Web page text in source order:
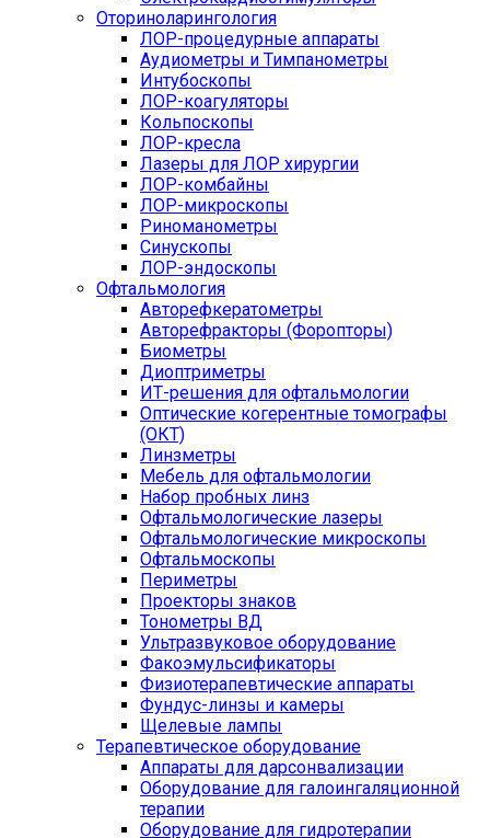
Оториноларингология
ЛОР-процедурные аппараты
Аудиометры и Тимпанометры
Интубоскопы
ЛОР-коагуляторы
Кольпоскопы
ЛОР-кресла
Лазеры для ЛОР хирургии
ЛОР-комбайны
ЛОР-микроскопы
Риноманометры
Синускопы
ЛОР-эндоскопы
Офтальмология
Авторефкератометры
Авторефракторы (Форопторы)
Биометры
Диоптриметры
ИТ-решения для офтальмологии
Оптические когерентные томографы
(ОКТ)
Линзметры
Мебель для офтальмологии
Набор пробных линз
Офтальмологические лазеры
Офтальмологические микроскопы
Офтальмоскопы
Периметры
Проекторы знаков
Тонометры ВД
Ультразвуковое оборудование
Факоэмульсификаторы
Физиотерапевтические аппараты
Фундус-линзы и камеры
Щелевые лампы
Терапевтическое оборудование
Аппараты для дарсонвализации
Оборудование для галоингаляционной
терапии
Оборудование для гидротерапии